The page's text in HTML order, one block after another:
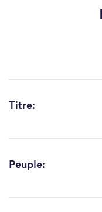
Titre:
Peuple: